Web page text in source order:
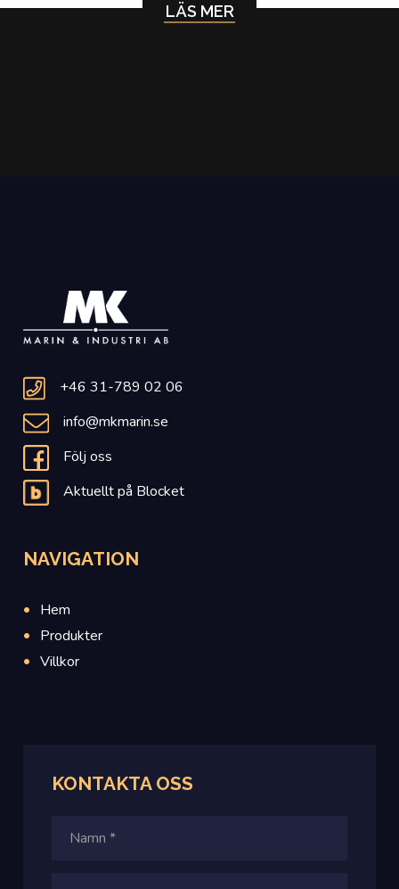
LÄS MER
+46 31-789 02 06
info@mkmarin.se
Följ oss
Aktuellt på Blocket
NAVIGATION
Hem
Produkter
Villkor
KONTAKTA OSS